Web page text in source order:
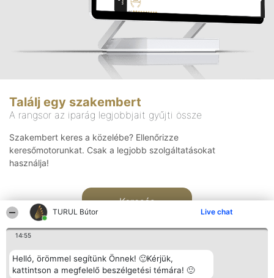
TURUL Bútor Live chat
14:55
Helló, örömmel segítünk Önnek! 🙂Kérjük,
kattintson a megfelelő beszélgetési témára! 🙂
Találj egy szakembert
A rangsor az iparág legjobbjait gyűjti össze
Szakembert keres a közelébe? Ellenőrizze
keresőmotorunkat. Csak a legjobb szolgáltatásokat
használja!
Keresés